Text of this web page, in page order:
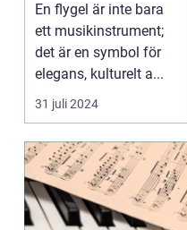
En flygel är inte bara
ett musikinstrument;
det är en symbol för
elegans, kulturelt a...
31 juli 2024